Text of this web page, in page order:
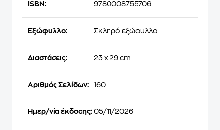
ISBN: 9780008755706
Εξώφυλλο: Σκληρό εξώφυλλο
Διαστάσεις: 23 x 29 cm
Αριθμός Σελίδων: 160
Ημερ/νία έκδοσης: 05/11/2026